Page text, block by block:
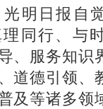
日报自
同行、与
、服务知识
道德引领、
及等诸多领